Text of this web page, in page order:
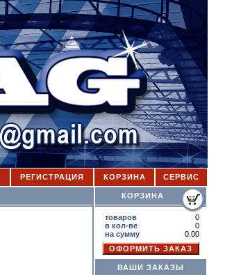
РЕГИСТРАЦИЯ КОРЗИНА СЕРВИС
КОРЗИНА
товаров
0
в кол-ве
0
на сумму
0.00
ВАШИ ЗАКАЗЫ